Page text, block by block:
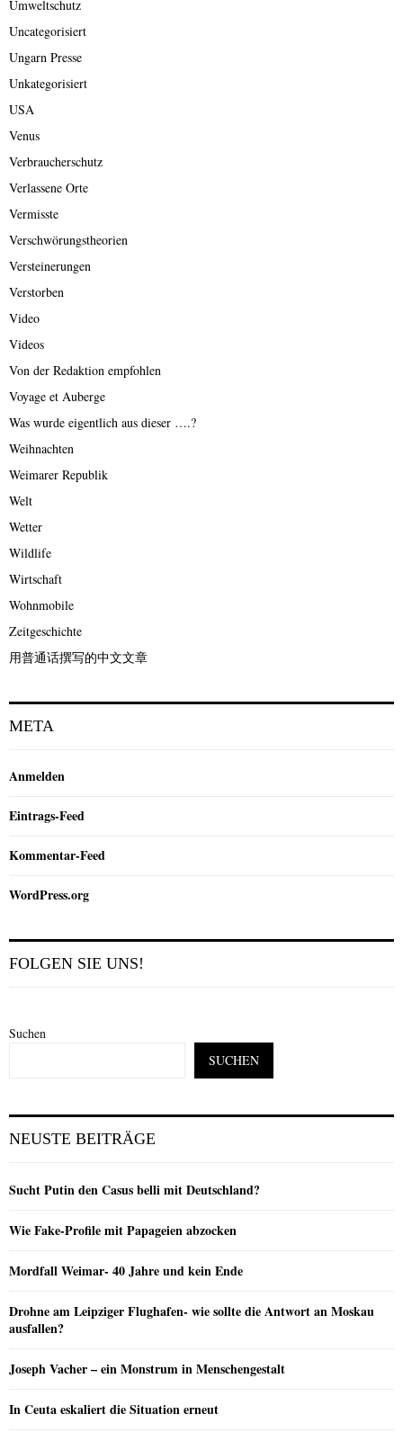
Umweltschutz
Uncategorisiert
Ungarn Presse
Unkategorisiert
USA
Venus
Verbraucherschutz
Verlassene Orte
Vermisste
Verschwörungstheorien
Versteinerungen
Verstorben
Video
Videos
Von der Redaktion empfohlen
Voyage et Auberge
Was wurde eigentlich aus dieser ….?
Weihnachten
Weimarer Republik
Welt
Wetter
Wildlife
Wirtschaft
Wohnmobile
Zeitgeschichte
用普通话撰写的中文文章
META
Anmelden
Eintrags-Feed
Kommentar-Feed
WordPress.org
FOLGEN SIE UNS!
Suchen
SUCHEN
NEUSTE BEITRÄGE
Sucht Putin den Casus belli mit Deutschland?
Wie Fake-Profile mit Papageien abzocken
Mordfall Weimar- 40 Jahre und kein Ende
Drohne am Leipziger Flughafen- wie sollte die Antwort an Moskau
ausfallen?
Joseph Vacher – ein Monstrum in Menschengestalt
In Ceuta eskaliert die Situation erneut